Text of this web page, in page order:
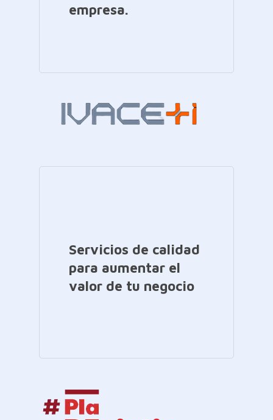
empresa.
Servicios de calidad
para aumentar el
valor de tu negocio